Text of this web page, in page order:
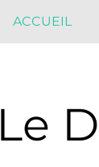
ACCUEIL
Le